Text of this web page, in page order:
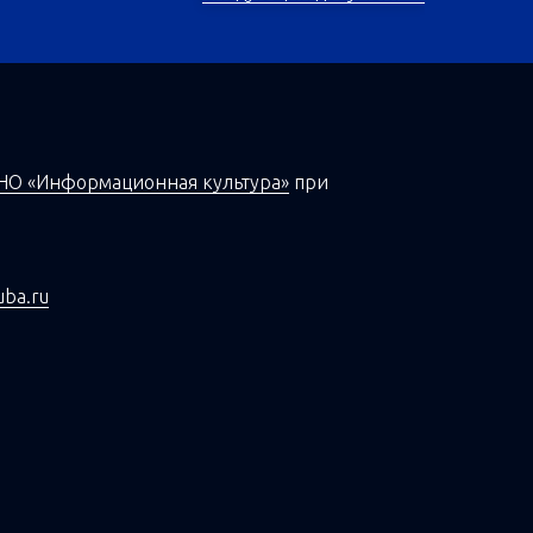
«Информационная культура» при